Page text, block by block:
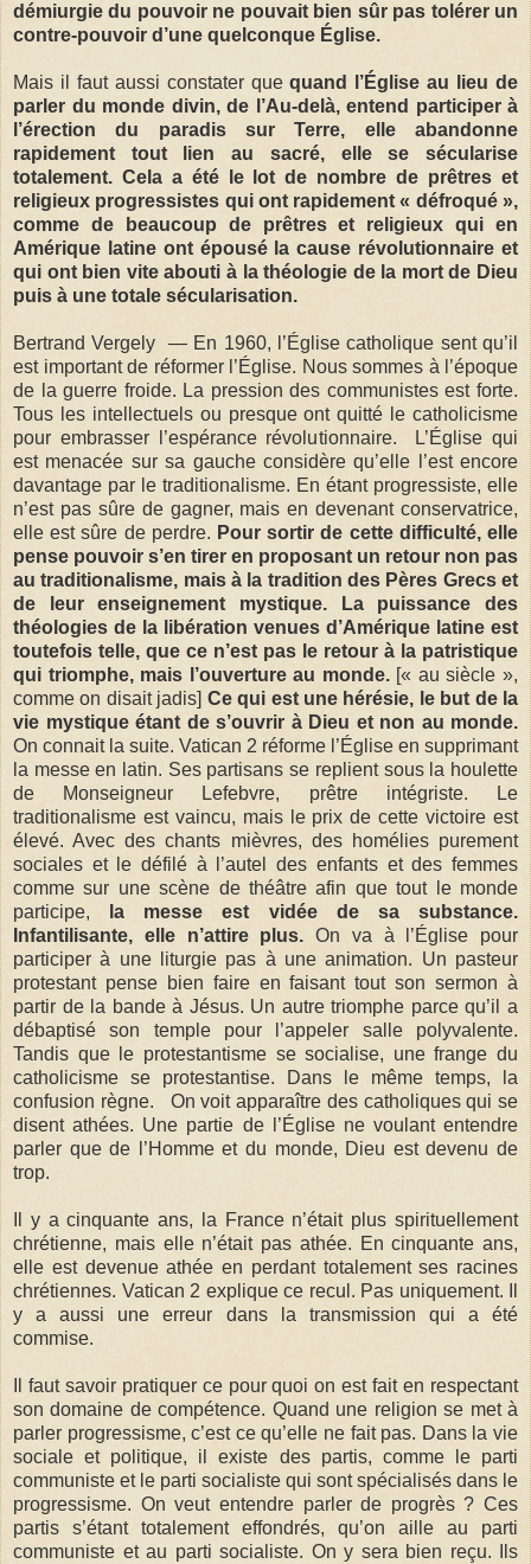
démiurgie du pouvoir ne pouvait bien sûr pas tolérer un
contre-pouvoir d’une quelconque Église.
Mais il faut aussi constater quequand l’Église au lieu de
parler du monde divin, de l’Au-delà, entend participer à
l’érection du paradis sur Terre, elle abandonne
rapidement tout lien au sacré, elle se sécularise
totalement. Cela a été le lot de nombre de prêtres et
religieux progressistes qui ont rapidement « défroqué »,
comme de beaucoup de prêtres et religieux qui en
Amérique latine ont épousé la cause révolutionnaire et
qui ont bien vite abouti à la théologie de la mort de Dieu
puis à une totale sécularisation.
Bertrand Vergely — En 1960, l’Église catholique sent qu’il
est important de réformer l’Église. Nous sommes à l’époque
de la guerre froide. La pression des communistes est forte.
Tous les intellectuels ou presque ont quitté le catholicisme
pour embrasser l’espérance révolutionnaire. L’Église qui
est menacée sur sa gauche considère qu’elle l’est encore
davantage par le traditionalisme. En étant progressiste, elle
n’est pas sûre de gagner, mais en devenant conservatrice,
elle est sûre de perdre. Pour sortir de cette difficulté, elle
pense pouvoir s’en tirer en proposant un retour non pas
au traditionalisme, mais à la tradition des Pères Grecs et
de leur enseignement mystique. La puissance des
théologies de la libération venues d’Amérique latine est
toutefois telle, que ce n’est pas le retour à la patristique
qui triomphe, mais l’ouverture au monde.[« au siècle »,
comme on disait jadis] Ce qui est une hérésie, le but de la
vie mystique étant de s’ouvrir à Dieu et non au monde.
On connait la suite. Vatican 2 réforme l’Église en supprimant
la messe en latin. Ses partisans se replient sous la houlette
de Monseigneur Lefebvre, prêtre intégriste. Le
traditionalisme est vaincu, mais le prix de cette victoire est
élevé. Avec des chants mièvres, des homélies purement
sociales et le défilé à l’autel des enfants et des femmes
comme sur une scène de théâtre afin que tout le monde
participe,
la messe est vidée de sa substance.
Infantilisante, elle n’attire plus. On va à l’Église pour
participer à une liturgie pas à une animation. Un pasteur
protestant pense bien faire en faisant tout son sermon à
partir de la bande à Jésus. Un autre triomphe parce qu’il a
débaptisé son temple pour l’appeler salle polyvalente.
Tandis que le protestantisme se socialise, une frange du
catholicisme se protestantise. Dans le même temps, la
confusion règne. On voit apparaître des catholiques qui se
disent athées. Une partie de l’Église ne voulant entendre
parler que de l’Homme et du monde, Dieu est devenu de
trop.
Il y a cinquante ans, la France n’était plus spirituellement
chrétienne, mais elle n’était pas athée. En cinquante ans,
elle est devenue athée en perdant totalement ses racines
chrétiennes. Vatican 2 explique ce recul. Pas uniquement. Il
y a aussi une erreur dans la transmission qui a été
commise.
Il faut savoir pratiquer ce pour quoi on est fait en respectant
son domaine de compétence. Quand une religion se met à
parler progressisme, c’est ce qu’elle ne fait pas. Dans la vie
sociale et politique, il existe des partis, comme le parti
communiste et le parti socialiste qui sont spécialisés dans le
progressisme. On veut entendre parler de progrès ? Ces
partis s’étant totalement effondrés, qu’on aille au parti
communiste et au parti socialiste. On y sera bien reçu. Ils